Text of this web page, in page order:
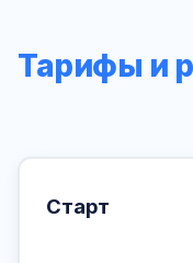
Тарифы и
Старт